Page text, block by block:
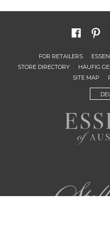
FOR RETAILERS
STORE DIRECTORY
HÄUFIG
SITE MAP